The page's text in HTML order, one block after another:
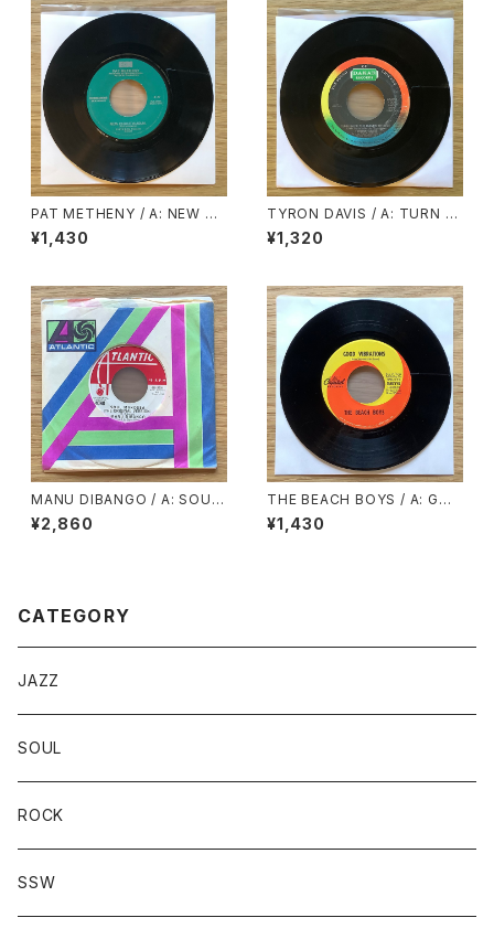
PAT METHENY / A: NEW CH
AUTAUQUA / B: SUENO CO
N MEXICO
¥1,430
TYRON DAVIS / A: TURN B
ACK THE HANDS OF TIME /
B: I KEEP COMING BACK
¥1,320
MANU DIBANGO / A: SOUL
MAKOSSA (STEREO) / B: S
OUL MAKOSSA (MONO)
¥2,860
THE BEACH BOYS / A: GOO
D VIBRATIONS / B: LET’S G
O AWAY FOR AWHILE
¥1,430
CATEGORY
JAZZ
SOUL
ROCK
SSW